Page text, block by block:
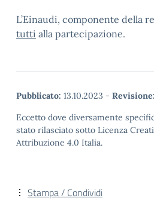
L’Einaudi, componente della
tutti alla partecipazione.
Pubblicato: 13.10.2023 - Revisione:
Eccetto dove diversamente
stato rilasciato sotto Licenza
Attribuzione 4.0 Italia.
Stampa / Condividi